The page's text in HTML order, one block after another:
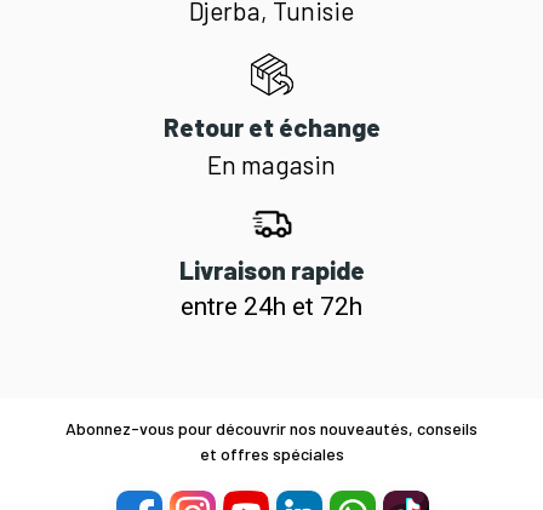
Djerba, Tunisie
Retour et échange
En magasin
Livraison rapide
entre 24h et 72h
Abonnez-vous pour découvrir nos nouveautés, conseils
et offres spéciales